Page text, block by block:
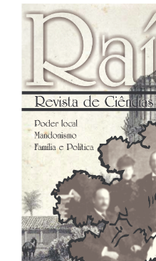
Barra
lateral
de
artigos